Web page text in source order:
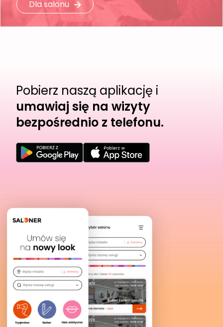
Dla salonu
Pobierz naszą aplikację i
umawiaj się na wizyty
bezpośrednio z telefonu.